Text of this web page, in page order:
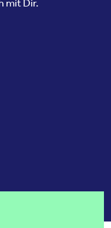
mit Dir.